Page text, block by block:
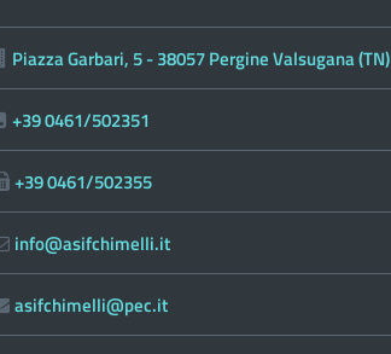
Piazza Garbari, 5 - 38057 Pergine Valsugana (TN)
+39 0461/502351
+39 0461/502355
info@asifchimelli.it
asifchimelli@pec.it